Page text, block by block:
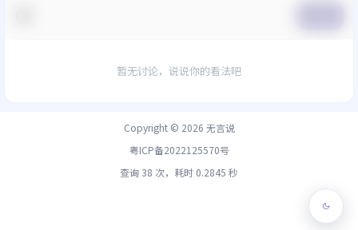
暂无讨论，说说你的看法吧
Copyright © 2026 无言说
粤ICP备2022125570号
查询 38 次，耗时 0.2845 秒